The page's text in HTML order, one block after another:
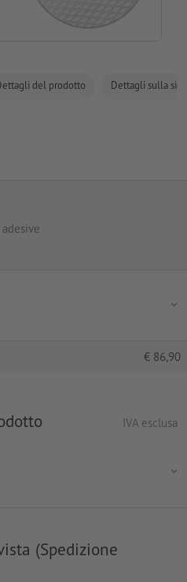
del prodotto Dettagli sulla
€ 86,90
IVA esclusa
(Spedizione